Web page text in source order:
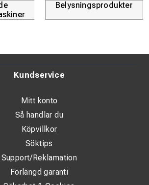
Belysningsprodukter
Kundservice
Mitt konto
Så handlar du
Köpvillkor
Söktips
Support/Reklamation
Förlängd garanti